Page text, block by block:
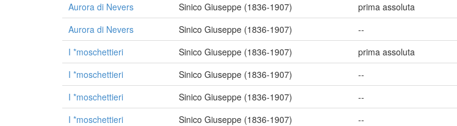
Aurora di Nevers
Sinico Giuseppe (1836-1907) prima assoluta
Aurora di Nevers
Sinico Giuseppe (1836-1907) --
I *moschettieri
Sinico Giuseppe (1836-1907) prima assoluta
I *moschettieri
Sinico Giuseppe (1836-1907) --
I *moschettieri
Sinico Giuseppe (1836-1907) --
I *moschettieri
Sinico Giuseppe (1836-1907) --